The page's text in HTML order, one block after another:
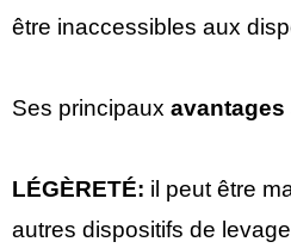
être inaccessibles aux
Ses principaux avantages
LÉGÈRETÉ: il peut être
autres dispositifs de